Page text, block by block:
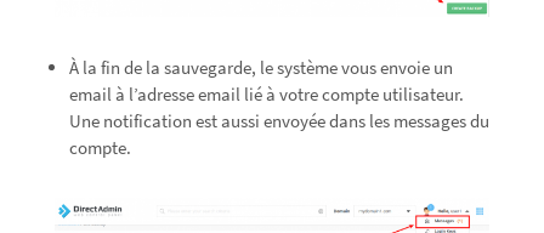
À la fin de la sauvegarde, le système vous envoie un
email à l’adresse email lié à votre compte utilisateur.
Une notification est aussi envoyée dans les messages du
compte.